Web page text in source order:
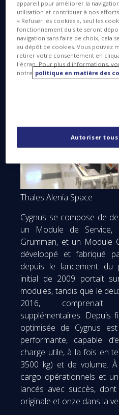
de la NASA Ellison
mission Challenger en
de fret à l’ISS.
Thales Alenia Space
Cygnus se compose de
un Module de Service,
Grumman, et un Module
développé et fabriqué
depuis le lancement du
initial de 2009 portait
modules, tandis que le
2016, comprenait
supplémentaires. Depuis
optimisée de Cygnus
performante, capable
charge utile, à la fois en
3500 kg) et de volume.
cargo opérationnels et
lancés avec succès,
originale et onze dans la
appareil pour améliorer la
utilisation et contribuer à nos
« Refuser les cookies », seul les
fonctionnement du site seront
navigation sans faire de choix, cela
au dépôt de cookies. Vous pouvez
retirer votre consentement en
l'écran. Pour plus d'informations,
notre politique en matière des
Autoriser